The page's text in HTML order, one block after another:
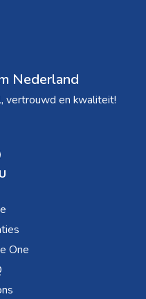
Nederland
vertrouwd en kwaliteit!
One